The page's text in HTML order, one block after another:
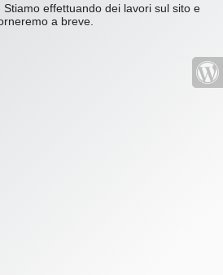
effettuando dei lavori sul sito e
a breve.